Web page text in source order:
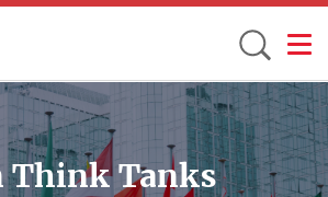
Toggle
Think Tanks